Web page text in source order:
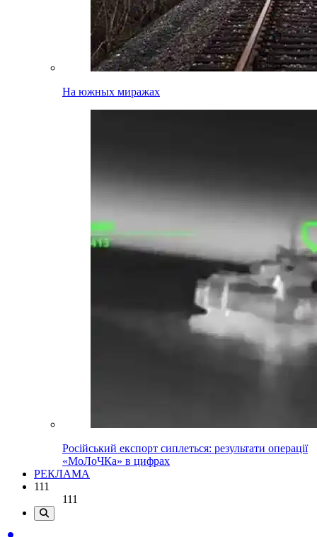
На южных миражах
Російський експорт сиплеться: результати операції
«МоЛоЧКа» в цифрах
РЕКЛАМА
111
111